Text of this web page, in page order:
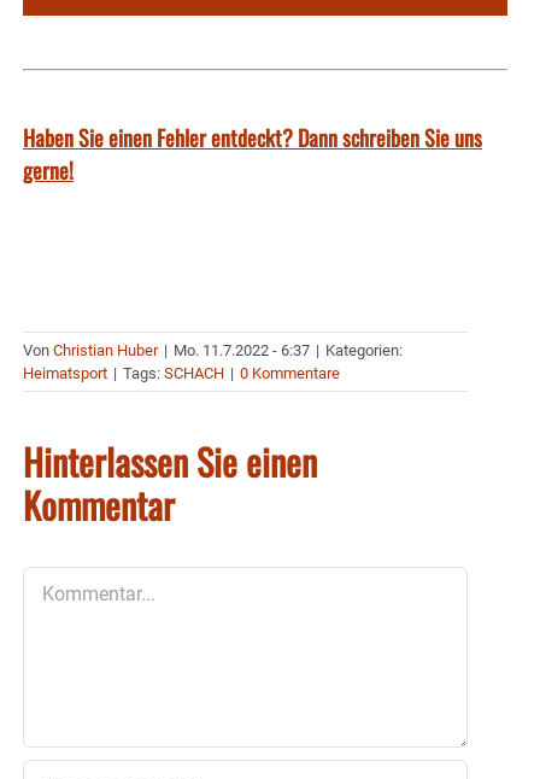
Haben Sie einen Fehler entdeckt? Dann schreiben Sie uns
gerne!
Von Christian Huber | Mo. 11.7.2022 - 6:37 | Kategorien:
Heimatsport | Tags: SCHACH | 0 Kommentare
Hinterlassen Sie einen
Kommentar